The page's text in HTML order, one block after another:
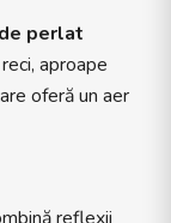
perlat
aproape
oferă un aer